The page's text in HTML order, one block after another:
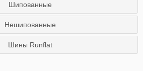
Шипованные
Нешипованные
Шины Runflat